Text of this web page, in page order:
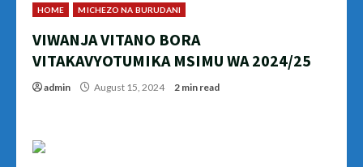
HOME MICHEZO NA BURUDANI
VIWANJA VITANO BORA
VITAKAVYOTUMIKA MSIMU WA 2024/25
admin August 15, 2024 2 min read